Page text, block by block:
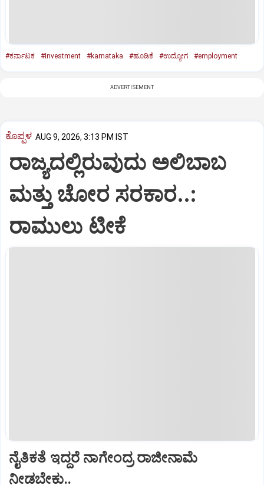
#ಕರ್ನಾಟಕ #Investment #karnataka #ಹೂಡಿಕೆ #ಉದ್ಯೋಗ #employment
ADVERTISEMENT
ಕೊಪ್ಪಳ AUG 9, 2026, 3:13 PM IST
ರಾಜ್ಯದಲ್ಲಿರುವುದು ಅಲಿಬಾಬ
ಮತ್ತು ಚೋರ ಸರಕಾರ..:
ರಾಮುಲು ಟೀಕೆ
ನೈತಿಕತೆ ಇದ್ದರೆ ನಾಗೇಂದ್ರ ರಾಜೀನಾಮೆ
ನೀಡಬೇಕು..